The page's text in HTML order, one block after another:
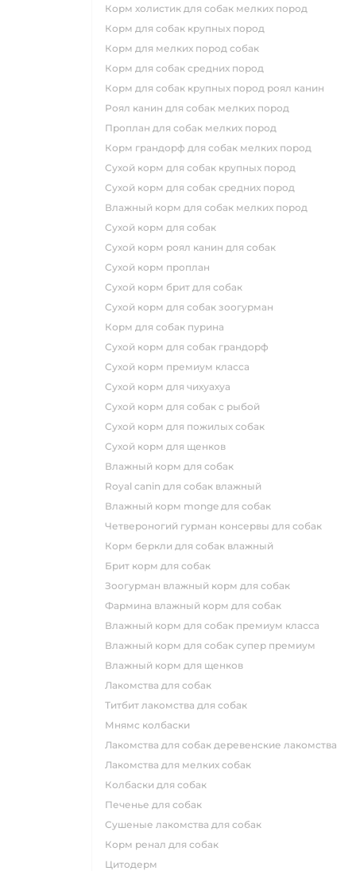
корм холистик для собак мелких пород
корм для собак крупных пород
корм для мелких пород собак
корм для собак средних пород
корм для собак крупных пород роял канин
роял канин для собак мелких пород
проплан для собак мелких пород
корм грандорф для собак мелких пород
сухой корм для собак крупных пород
сухой корм для собак средних пород
влажный корм для собак мелких пород
сухой корм для собак
сухой корм роял канин для собак
сухой корм проплан
сухой корм брит для собак
сухой корм для собак зоогурман
корм для собак пурина
сухой корм для собак грандорф
сухой корм премиум класса
сухой корм для чихуахуа
сухой корм для собак с рыбой
сухой корм для пожилых собак
сухой корм для щенков
влажный корм для собак
royal canin для собак влажный
влажный корм monge для собак
четвероногий гурман консервы для собак
корм беркли для собак влажный
брит корм для собак
зоогурман влажный корм для собак
фармина влажный корм для собак
влажный корм для собак премиум класса
влажный корм для собак супер премиум
влажный корм для щенков
лакомства для собак
титбит лакомства для собак
мнямс колбаски
лакомства для собак деревенские лакомства
лакомства для мелких собак
колбаски для собак
печенье для собак
сушеные лакомства для собак
корм ренал для собак
цитодерм